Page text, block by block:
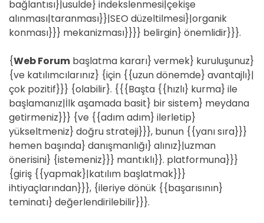
bağlantısı}|usulde} indekslenmesi|çekişe
alınması|taranması}}|SEO düzeltilmesi}|organik
konması}}} mekanizması}}}} belirgin} önemlidir}}}.
{Web Forum başlatma kararı} vermek} kuruluşunuz}
{ve katılımcılarınız} {için {{uzun dönemde} avantajlı}|
çok pozitif}}} {olabilir}. {{{Başta {{hızlı} kurma} ile
başlamanız|İlk aşamada basit} bir sistem} meydana
getirmeniz}}} {ve {{adım adım} ilerletip}
yükseltmeniz} doğru strateji}}}, bunun {{yanı sıra}}}
hemen başında} danışmanlığı} alınız}|uzman
önerisini} {istemeniz}}} mantıklı}}. platformuna}}}
{giriş {{yapmak}|katılım başlatmak}}}
ihtiyaçlarından}}}, {ileriye dönük {{başarısının}
teminatı} değerlendirilebilir}}}.